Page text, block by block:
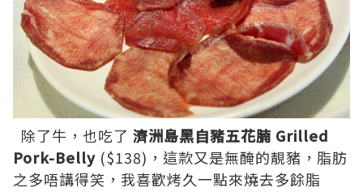
除了牛，也吃了 濟洲島黑自豬五花腩 Grilled
Pork-Belly ($138)，這款又是無醃的靚豬，脂肪
之多唔講得笑，我喜歡烤久一點來燒去多餘脂